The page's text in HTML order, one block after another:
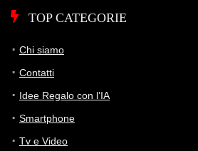
TOP CATEGORIE
Chi siamo
Contatti
Idee Regalo con l’IA
Smartphone
Tv e Video